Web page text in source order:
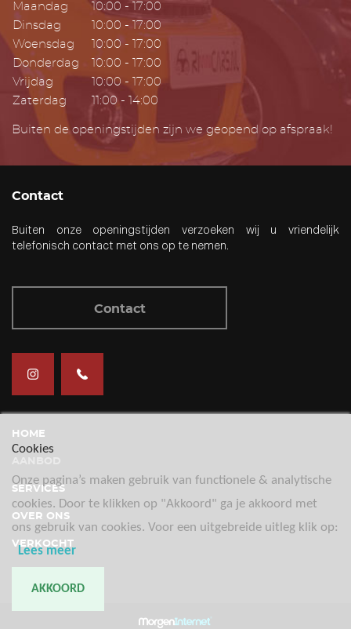
Maandag
10:00 - 17:00
Dinsdag
10:00 - 17:00
Woensdag
10:00 - 17:00
Donderdag
10:00 - 17:00
Vrijdag
10:00 - 17:00
Zaterdag
11:00 - 14:00
Buiten de openingstijden zijn we geopend op afspraak!
Contact
Buiten onze openingstijden verzoeken wij u vriendelijk
telefonisch contact met ons op te nemen.
Contact
HOME
SERVICES
OVER ONS
VERKOCHT
Cookies
Onze pagina’s maken gebruik van functionele & analytische
cookies. Door te klikken op "Akkoord" ga je akkoord met
ons gebruik van cookies. Voor een uitgebreide uitleg klik op:
Lees meer
AKKOORD